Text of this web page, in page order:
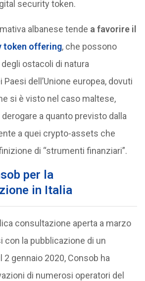
security token.
albanese tende a favorire il
token offering, che possono
ostacoli di natura
dell’Unione europea, dovuti
si è visto nel caso maltese,
a quanto previsto dalla
a quei crypto-assets che
di “strumenti finanziari”.
per la
in Italia
consultazione aperta a marzo
con la pubblicazione di un
2 gennaio 2020, Consob ha
di numerosi operatori del